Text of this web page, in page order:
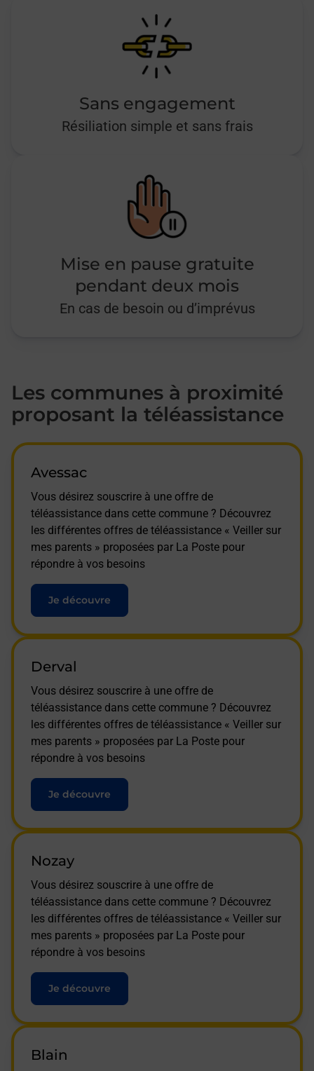
Sans engagement
Résiliation simple et sans frais
Mise en pause gratuite
pendant deux mois
En cas de besoin ou d’imprévus
Les communes à proximité
proposant la téléassistance
Avessac
Vous désirez souscrire à une offre de
téléassistance dans cette commune ? Découvrez
les différentes offres de téléassistance « Veiller sur
mes parents » proposées par La Poste pour
répondre à vos besoins
Je découvre
Derval
Vous désirez souscrire à une offre de
téléassistance dans cette commune ? Découvrez
les différentes offres de téléassistance « Veiller sur
mes parents » proposées par La Poste pour
répondre à vos besoins
Je découvre
Nozay
Vous désirez souscrire à une offre de
téléassistance dans cette commune ? Découvrez
les différentes offres de téléassistance « Veiller sur
mes parents » proposées par La Poste pour
répondre à vos besoins
Je découvre
Blain